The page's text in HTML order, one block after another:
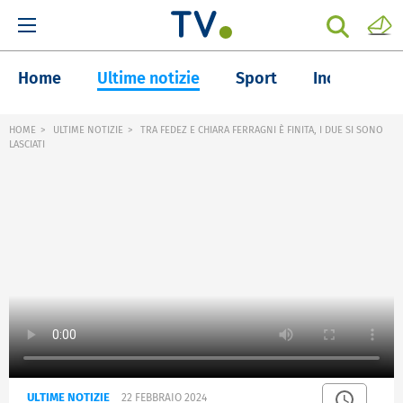
Home Ultime notizie Sport Inchieste
HOME ULTIME NOTIZIE
TRA FEDEZ E CHIARA FERRAGNI È FINITA, I DUE SI SONO
LASCIATI
ULTIME NOTIZIE 22 FEBBRAIO 2024